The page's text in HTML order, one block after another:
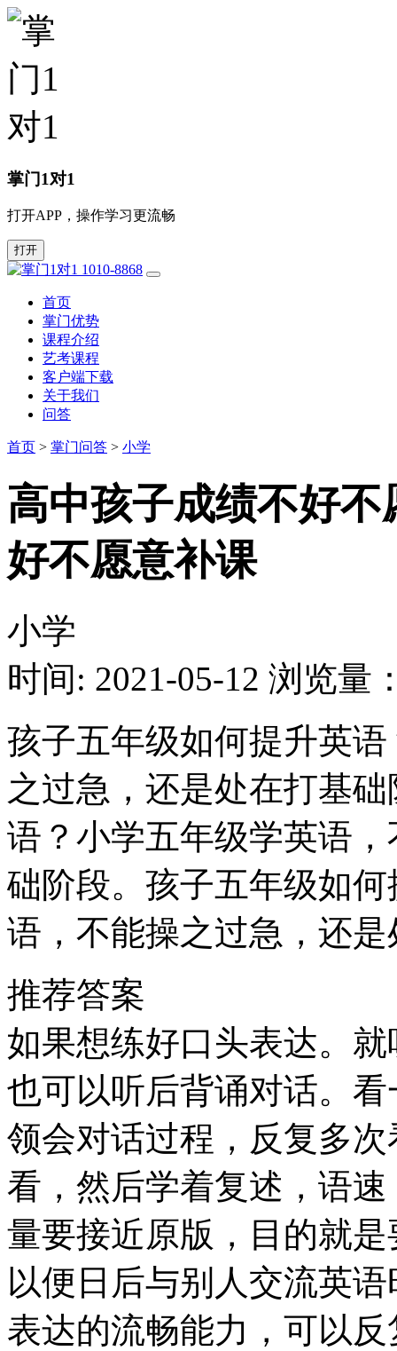
掌门1对1
打开APP，操作学习更流畅
打开
1010-8868
首页
掌门优势
课程介绍
艺考课程
客户端下载
关于我们
问答
首页 > 掌门问答 > 小学
高中孩子成绩不好
好不愿意补课
小学
时间: 2021-05-12 浏览量
孩子五年级如何提升英
之过急，还是处在打基
语？小学五年级学英语
础阶段。孩子五年级如
语，不能操之过急，还
推荐答案
如果想练好口头表达。
也可以听后背诵对话。
领会对话过程，反复多
看，然后学着复述，语
量要接近原版，目的就
以便日后与别人交流英
表达的流畅能力，可以